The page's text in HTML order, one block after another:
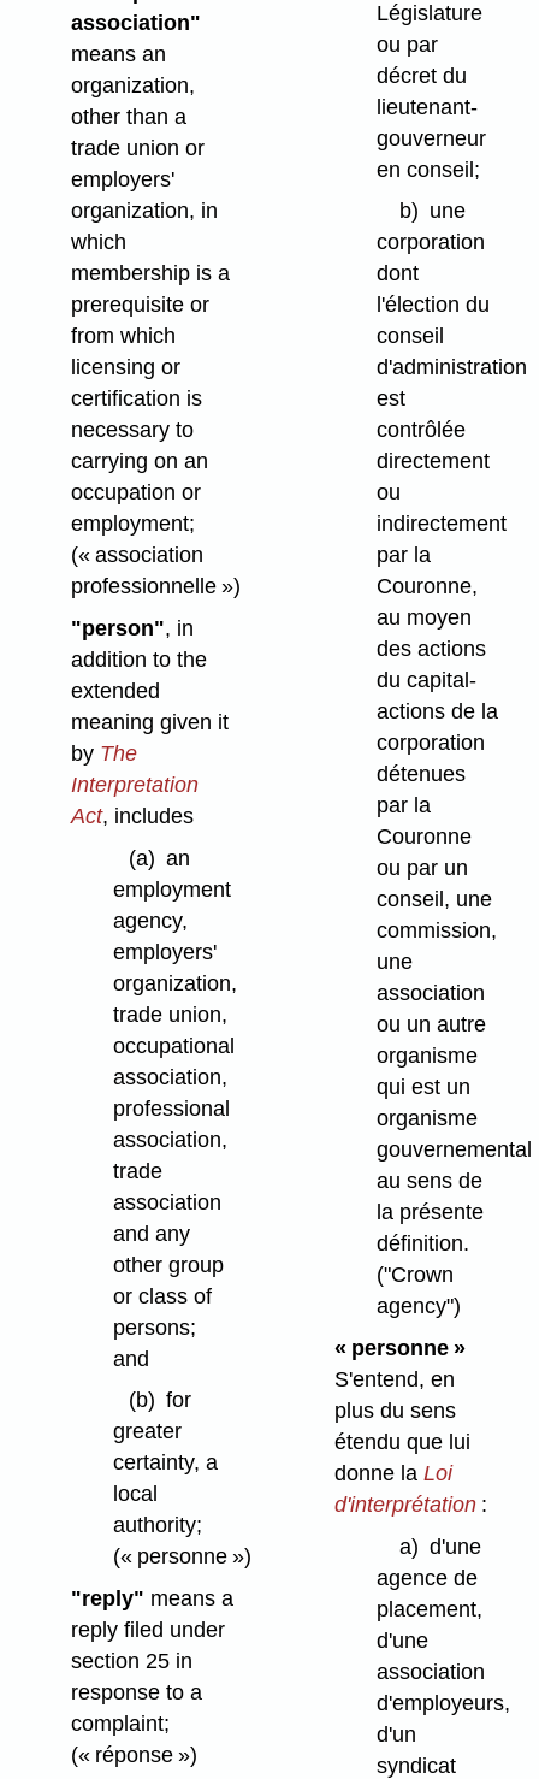
association"
means an
organization,
other than a
trade union or
employers'
organization, in
which
membership is a
prerequisite or
from which
licensing or
certification is
necessary to
carrying on an
occupation or
employment;
(« association
professionnelle »)
"person", in
addition to the
extended
meaning given it
by The
Interpretation
Act, includes
(a) an
employment
agency,
employers'
organization,
trade union,
occupational
association,
professional
association,
trade
association
and any
other group
or class of
persons;
and
(b) for
greater
certainty, a
local
authority;
(« personne »)
"reply" means a
reply filed under
section 25 in
response to a
complaint;
(« réponse »)
Législature
ou par
décret du
lieutenant-
gouverneur
en conseil;
b) une
corporation
dont
l'élection du
conseil
d'administration
est
contrôlée
directement
ou
indirectement
par la
Couronne,
au moyen
des actions
du capital-
actions de la
corporation
détenues
par la
Couronne
ou par un
conseil, une
commission,
une
association
ou un autre
organisme
qui est un
organisme
gouvernemental
au sens de
la présente
définition.
("Crown
agency")
« personne »
S'entend, en
plus du sens
étendu que lui
donne la Loi
d'interprétation:
a) d'une
agence de
placement,
d'une
association
d'employeurs,
d'un
syndicat